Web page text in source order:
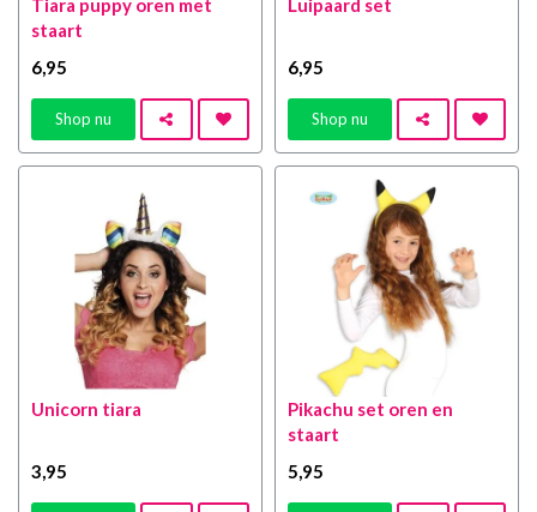
Tiara puppy oren met
staart
6,95
Shop nu
Luipaard set
6,95
Shop nu
Unicorn tiara
3,95
Pikachu set oren en
staart
5,95